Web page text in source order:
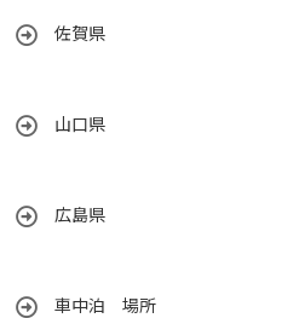
佐賀県
山口県
広島県
車中泊 場所